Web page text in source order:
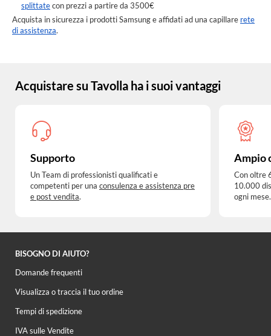
splittatecon prezzi a partire da 3500€
Acquista in sicurezza i prodotti Samsung e affidati ad una capillare rete
di assistenza.
Acquistare su Tavolla ha i suoi vantaggi
Supporto
Un Team di professionisti qualificati e
competenti per una consulenza e assistenza pre
e post vendita.
Ampio
Con oltre
10.000
ogni mese.
BISOGNO DI AIUTO?
Domande frequenti
Visualizza o traccia il tuo ordine
Tempi di spedizione
IVA sulle Vendite